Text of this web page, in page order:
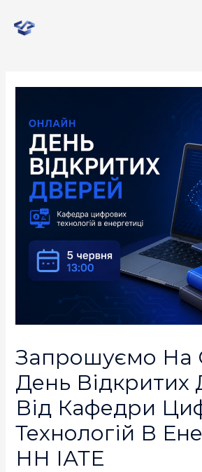
Запрошуємо На
День Відкритих
Від Кафедри
Технологій В
НН ІАТЕ